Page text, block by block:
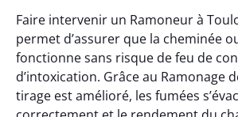
Faire intervenir un Ramoneur à
permet d’assurer que la cheminée
fonctionne sans risque de feu de
d’intoxication. Grâce au Ramonage
tirage est amélioré, les fumées